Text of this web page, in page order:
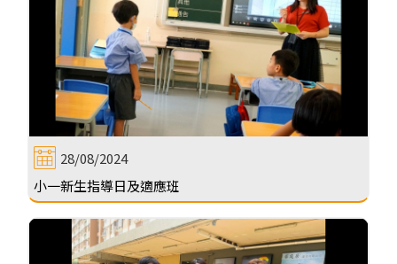
28/08/2024
小一新生指導日及適應班